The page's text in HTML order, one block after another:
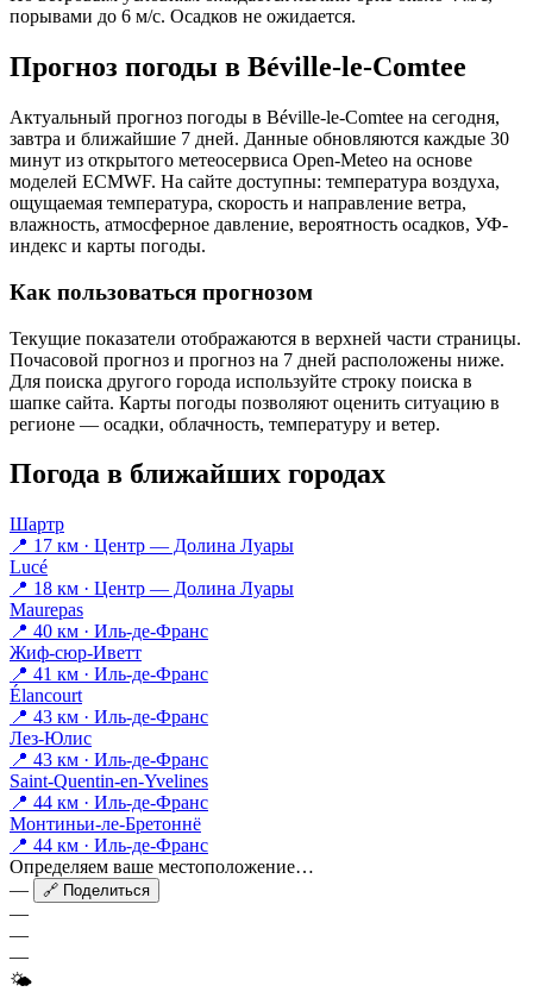
порывами до 6 м/с. Осадков не ожидается.
Прогноз погоды в Béville-le-Comteе
Актуальный прогноз погоды в Béville-le-Comteе на сегодня,
завтра и ближайшие 7 дней. Данные обновляются каждые 30
минут из открытого метеосервиса Open-Meteo на основе
моделей ECMWF. На сайте доступны: температура воздуха,
ощущаемая температура, скорость и направление ветра,
влажность, атмосферное давление, вероятность осадков, УФ-
индекс и карты погоды.
Как пользоваться прогнозом
Текущие показатели отображаются в верхней части страницы.
Почасовой прогноз и прогноз на 7 дней расположены ниже.
Для поиска другого города используйте строку поиска в
шапке сайта. Карты погоды позволяют оценить ситуацию в
регионе — осадки, облачность, температуру и ветер.
Погода в ближайших городах
Шартр
📍 17 км · Центр — Долина Луары
Lucé
📍 18 км · Центр — Долина Луары
Maurepas
📍 40 км · Иль-де-Франс
Жиф-сюр-Иветт
📍 41 км · Иль-де-Франс
Élancourt
📍 43 км · Иль-де-Франс
Лез-Юлис
📍 43 км · Иль-де-Франс
Saint-Quentin-en-Yvelines
📍 44 км · Иль-де-Франс
Монтиньи-ле-Бретоннё
📍 44 км · Иль-де-Франс
Определяем ваше местоположение…
—
🔗 Поделиться
—
—
—
🌤